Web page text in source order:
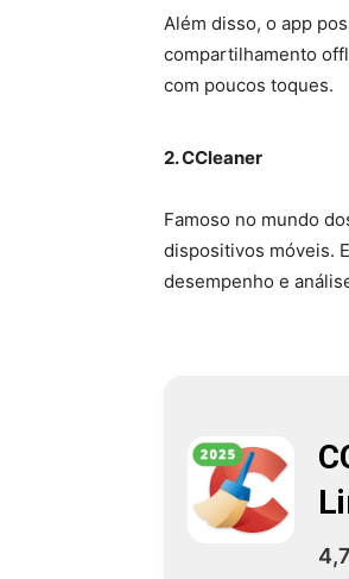
Além disso, o app
compartilhamento
com poucos toques.
2. CCleaner
Famoso no mundo
dispositivos móveis.
desempenho e
4,7